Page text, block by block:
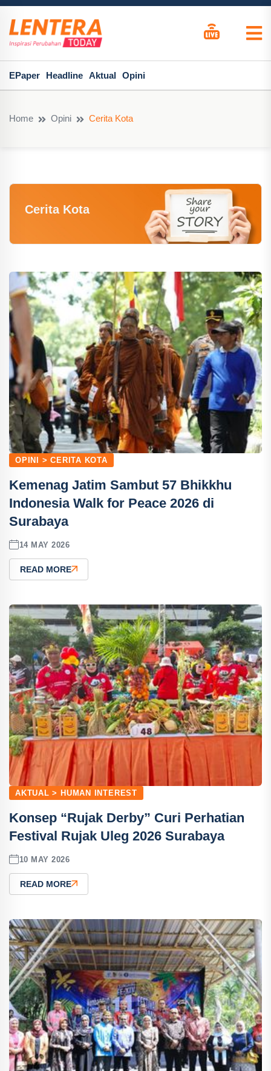
EPaper Headline Aktual Opini
Home Opini Cerita Kota
Cerita Kota
OPINI > CERITA KOTA
Kemenag Jatim Sambut 57 Bhikkhu
Indonesia Walk for Peace 2026 di
Surabaya
14 MAY 2026
READ MORE
AKTUAL > HUMAN INTEREST
Konsep “Rujak Derby” Curi Perhatian
Festival Rujak Uleg 2026 Surabaya
10 MAY 2026
READ MORE